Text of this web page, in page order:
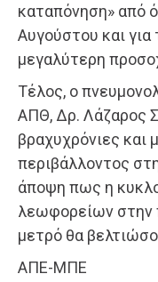
καταπόνηση» από
Αυγούστου και για
μεγαλύτερη
Τέλος, ο
ΑΠΘ, Δρ. Λάζαρος
βραχυχρόνιες και
περιβάλλοντος
άποψη πως η
λεωφορείων στην
μετρό θα
ΑΠΕ-ΜΠΕ